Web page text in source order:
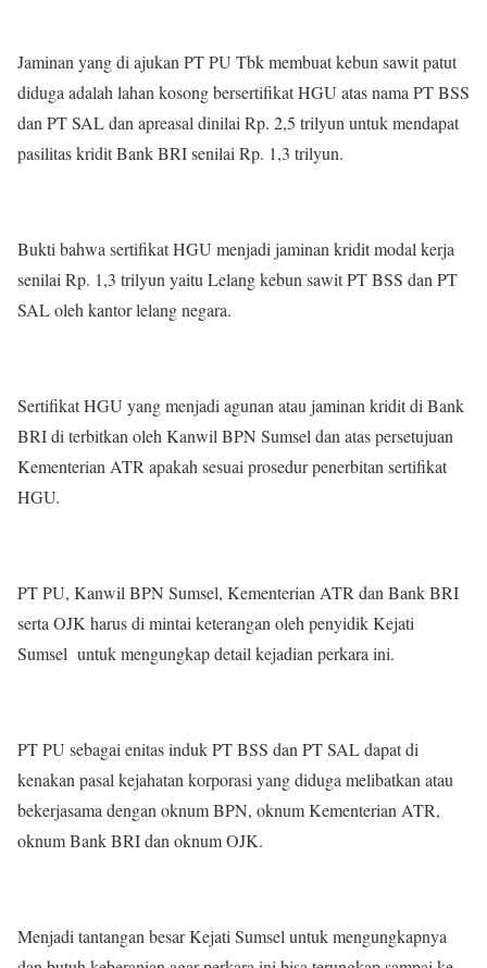
Jaminan yang di ajukan PT PU Tbk membuat kebun sawit patut
diduga adalah lahan kosong bersertifikat HGU atas nama PT BSS
dan PT SAL dan apreasal dinilai Rp. 2,5 trilyun untuk mendapat
pasilitas kridit Bank BRI senilai Rp. 1,3 trilyun.
Bukti bahwa sertifikat HGU menjadi jaminan kridit modal kerja
senilai Rp. 1,3 trilyun yaitu Lelang kebun sawit PT BSS dan PT
SAL oleh kantor lelang negara.
Sertifikat HGU yang menjadi agunan atau jaminan kridit di Bank
BRI di terbitkan oleh Kanwil BPN Sumsel dan atas persetujuan
Kementerian ATR apakah sesuai prosedur penerbitan sertifikat
HGU.
PT PU, Kanwil BPN Sumsel, Kementerian ATR dan Bank BRI
serta OJK harus di mintai keterangan oleh penyidik Kejati
Sumsel untuk mengungkap detail kejadian perkara ini.
PT PU sebagai enitas induk PT BSS dan PT SAL dapat di
kenakan pasal kejahatan korporasi yang diduga melibatkan atau
bekerjasama dengan oknum BPN, oknum Kementerian ATR,
oknum Bank BRI dan oknum OJK.
Menjadi tantangan besar Kejati Sumsel untuk mengungkapnya